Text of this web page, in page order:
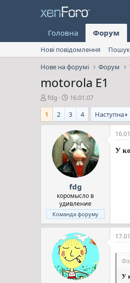
Головна Форум
Нові повідомлення
Нове на форумі
Форум
motorola E1
А
в
т
о
fdg
Д
а
т
а
с
т
в
о
р
е
н
н
я
16.01.07
1
2 3 4 Наступна
fdg
коромысло в
удивление
Команда форуму
У
У